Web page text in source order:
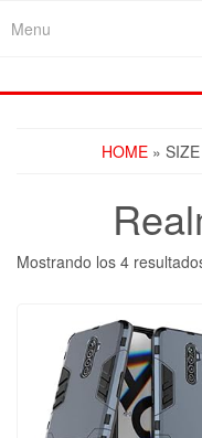
Menu
HOME »
Mostrando los 4